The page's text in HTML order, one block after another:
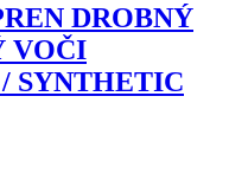
DROBNÝ
VOČI
SYNTHETIC